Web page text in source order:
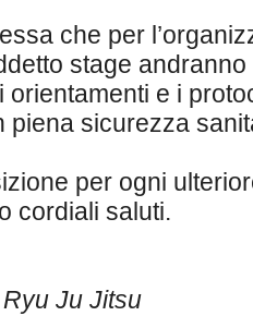
che per
stage
orientamenti e i
piena sicurezza
per ogni
cordiali saluti.
Ju Jitsu